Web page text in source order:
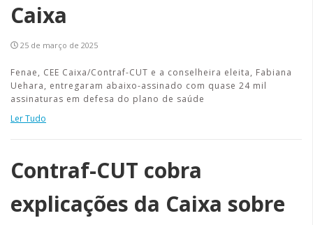
Caixa
25 de março de 2025
Fenae, CEE Caixa/Contraf-CUT e a conselheira eleita, Fabiana
Uehara, entregaram abaixo-assinado com quase 24 mil
assinaturas em defesa do plano de saúde
Ler Tudo
Contraf-CUT cobra
explicações da Caixa sobre